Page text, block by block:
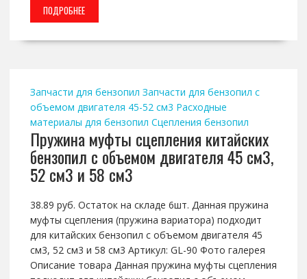
ПОДРОБНЕЕ
Запчасти для бензопил Запчасти для бензопил с
объемом двигателя 45-52 см3 Расходные
материалы для бензопил Сцепления бензопил
Пружина муфты сцепления китайских
бензопил с объемом двигателя 45 см3,
52 см3 и 58 см3
38.89 руб. Остаток на складе 6шт. Данная пружина
муфты сцепления (пружина вариатора) подходит
для китайских бензопил с объемом двигателя 45
см3, 52 см3 и 58 см3 Артикул: GL-90 Фото галерея
Описание товара Данная пружина муфты сцепления